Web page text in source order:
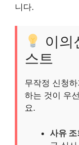
니다.
이의
스트
무작정 신청
하는 것이 우
요.
사유 조